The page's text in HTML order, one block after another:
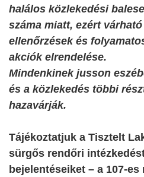
halálos közlekedési
száma miatt, ezért
ellenőrzések és
akciók elrendelése.
Mindenkinek jusson
és a közlekedés többi
hazavárják.
Tájékoztatjuk a Tisztelt
sürgős rendőri
bejelentéseiket – a 107-